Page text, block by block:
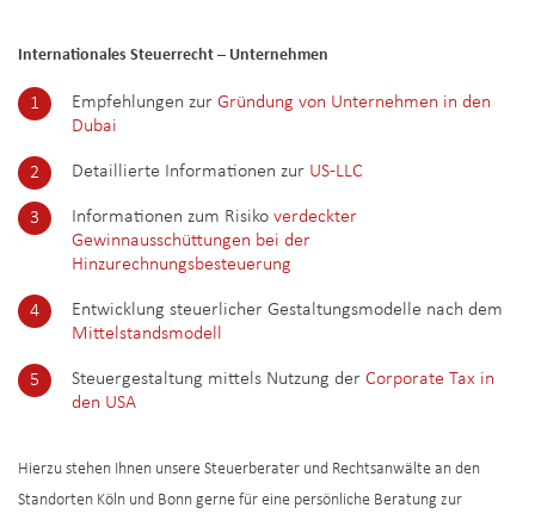
Internationales Steuerrecht – Unternehmen
Empfehlungen zur Gründung von Unternehmen in den
Dubai
Detaillierte Informationen zur US-LLC
Informationen zum Risiko verdeckter
Gewinnausschüttungen bei der
Hinzurechnungsbesteuerung
Entwicklung steuerlicher Gestaltungsmodelle nach dem
Mittelstandsmodell
Steuergestaltung mittels Nutzung der Corporate Tax in
den USA
Hierzu stehen Ihnen unsere Steuerberater und Rechtsanwälte an den
Standorten Köln und Bonn gerne für eine persönliche Beratung zur